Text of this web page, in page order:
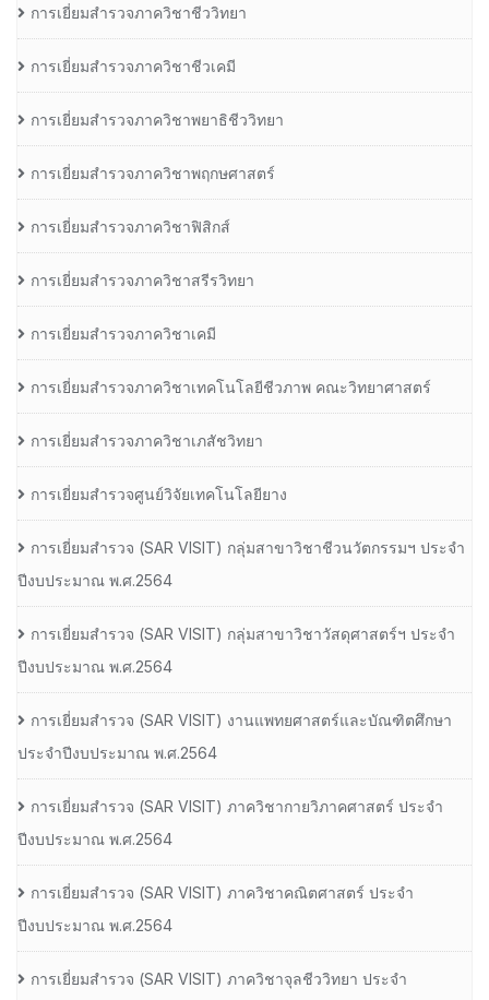
การเยี่ยมสำรวจภาควิชาชีววิทยา
การเยี่ยมสำรวจภาควิชาชีวเคมี
การเยี่ยมสำรวจภาควิชาพยาธิชีววิทยา
การเยี่ยมสำรวจภาควิชาพฤกษศาสตร์
การเยี่ยมสำรวจภาควิชาฟิสิกส์
การเยี่ยมสำรวจภาควิชาสรีรวิทยา
การเยี่ยมสำรวจภาควิชาเคมี
การเยี่ยมสำรวจภาควิชาเทคโนโลยีชีวภาพ คณะวิทยาศาสตร์
การเยี่ยมสำรวจภาควิชาเภสัชวิทยา
การเยี่ยมสำรวจศูนย์วิจัยเทคโนโลยียาง
การเยี่ยมสํารวจ (SAR VISIT) กลุ่มสาขาวิชาชีวนวัตกรรมฯ ประจํา
ปีงบประมาณ พ.ศ.2564
การเยี่ยมสํารวจ (SAR VISIT) กลุ่มสาขาวิชาวัสดุศาสตร์ฯ ประจํา
ปีงบประมาณ พ.ศ.2564
การเยี่ยมสํารวจ (SAR VISIT) งานแพทยศาสตร์และบัณฑิตศึกษา
ประจําปีงบประมาณ พ.ศ.2564
การเยี่ยมสํารวจ (SAR VISIT) ภาควิชากายวิภาคศาสตร์ ประจํา
ปีงบประมาณ พ.ศ.2564
การเยี่ยมสํารวจ (SAR VISIT) ภาควิชาคณิตศาสตร์ ประจํา
ปีงบประมาณ พ.ศ.2564
การเยี่ยมสํารวจ (SAR VISIT) ภาควิชาจุลชีววิทยา ประจํา